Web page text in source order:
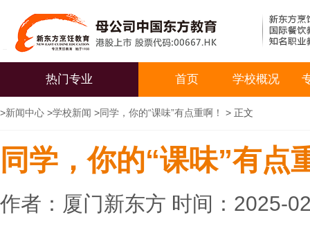
热门专业 首页 学校概况
>新闻中心 >学校新闻 >同学，你的“课味”有点重啊！ > 正文
同学，你的“课味”有点
作者：厦门新东方 时间：2025-